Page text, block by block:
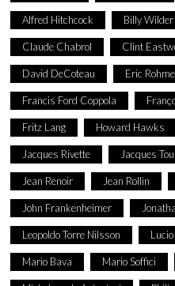
Alfred Hitchcock Billy Wilder
Claude Chabrol Clint
David DeCoteau Eric
Francis Ford Coppola
Fritz Lang Howard Hawks
Jacques Rivette Jacques
Jean Renoir Jean Rollin
John Frankenheimer
Leopoldo Torre Nilsson
Mario Bava Mario Soffici